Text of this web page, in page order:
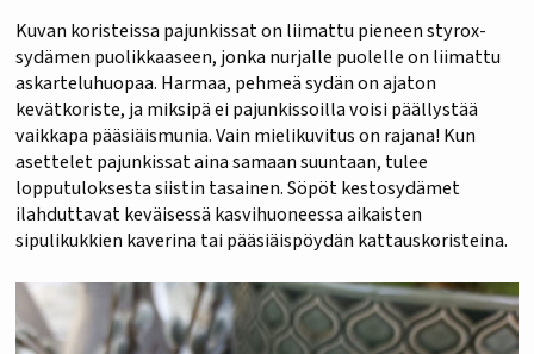
Kuvan koristeissa pajunkissat on liimattu pieneen styrox-
sydämen puolikkaaseen, jonka nurjalle puolelle on liimattu
askarteluhuopaa. Harmaa, pehmeä sydän on ajaton
kevätkoriste, ja miksipä ei pajunkissoilla voisi päällystää
vaikkapa pääsiäismunia. Vain mielikuvitus on rajana! Kun
asettelet pajunkissat aina samaan suuntaan, tulee
lopputuloksesta siistin tasainen. Söpöt kestosydämet
ilahduttavat keväisessä kasvihuoneessa aikaisten
sipulikukkien kaverina tai pääsiäispöydän kattauskoristeina.